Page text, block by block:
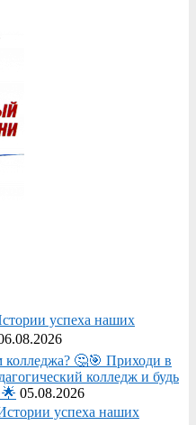
успеха наших
колледжа? 🤔🎯 Приходи в
колледж и будь
05.08.2026
успеха наших